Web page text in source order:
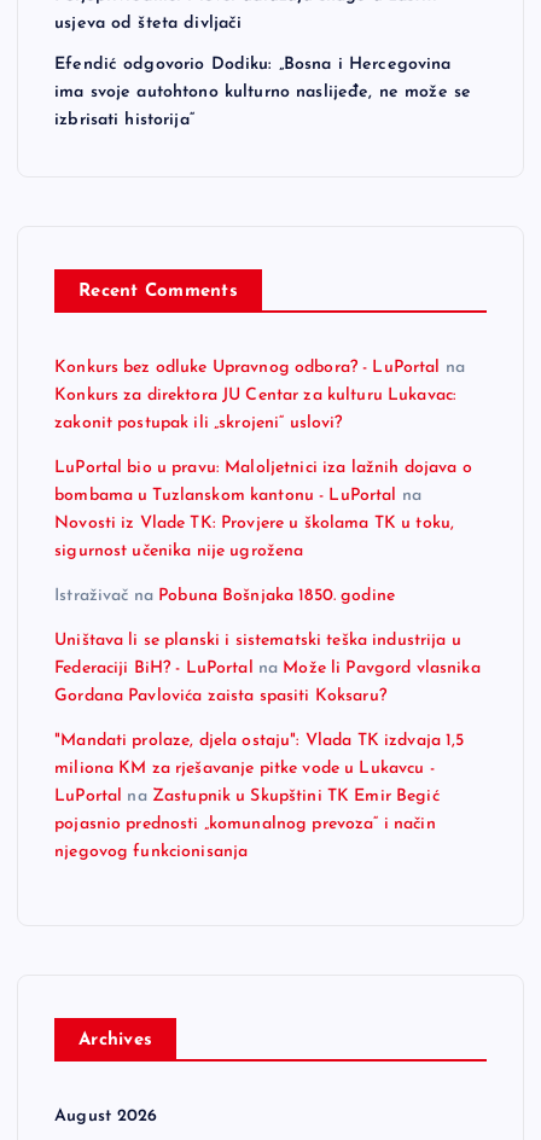
usjeva od šteta divljači
Efendić odgovorio Dodiku: „Bosna i Hercegovina
ima svoje autohtono kulturno naslijeđe, ne može se
izbrisati historija“
Recent Comments
Konkurs bez odluke Upravnog odbora? - LuPortal
na
Konkurs za direktora JU Centar za kulturu Lukavac:
zakonit postupak ili „skrojeni“ uslovi?
LuPortal bio u pravu: Maloljetnici iza lažnih dojava o
bombama u Tuzlanskom kantonu - LuPortal
na
Novosti iz Vlade TK: Provjere u školama TK u toku,
sigurnost učenika nije ugrožena
Istraživač na Pobuna Bošnjaka 1850. godine
Uništava li se planski i sistematski teška industrija u
Federaciji BiH? - LuPortal
na Može li Pavgord vlasnika
Gordana Pavlovića zaista spasiti Koksaru?
"Mandati prolaze, djela ostaju": Vlada TK izdvaja 1,5
miliona KM za rješavanje pitke vode u Lukavcu -
LuPortal na Zastupnik u Skupštini TK Emir Begić
pojasnio prednosti „komunalnog prevoza“ i način
njegovog funkcionisanja
Archives
August 2026